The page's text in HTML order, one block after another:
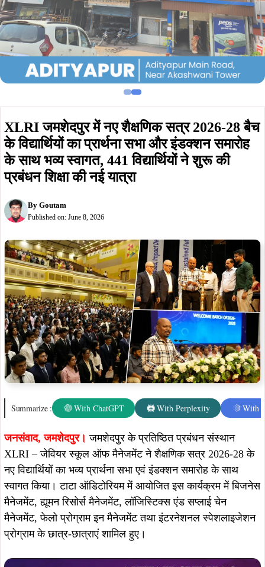
XLRI जमशेदपुर में नए शैक्षणिक सत्र 2026-28 बैच
के विद्यार्थियों का प्रार्थना सभा और इंडक्शन समारोह
के साथ भव्य स्वागत, 441 विद्यार्थियों ने शुरू की
प्रबंधन शिक्षा की नई यात्रा
By Goutam
Published on: June 8, 2026
Summarize : With ChatGPT With Perplexity With
जनसंवाद, जमशेदपुर।जमशेदपुर के प्रतिष्ठित प्रबंधन संस्थान
XLRI – जेवियर स्कूल ऑफ मैनेजमेंट ने शैक्षणिक सत्र 2026-28 के
नए विद्यार्थियों का भव्य प्रार्थना सभा एवं इंडक्शन समारोह के साथ
स्वागत किया। टाटा ऑडिटोरियम में आयोजित इस कार्यक्रम में बिजनेस
मैनेजमेंट, ह्यूमन रिसोर्स मैनेजमेंट, लॉजिस्टिक्स एंड सप्लाई चेन
मैनेजमेंट, फेलो प्रोग्राम इन मैनेजमेंट तथा इंटरनेशनल स्पेशलाइजेशन
प्रोग्राम के छात्र-छात्राएं शामिल हुए।